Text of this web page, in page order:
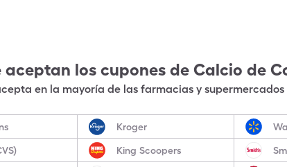
aceptan los cupones de Calcio de
en la mayoría de las farmacias y
Kroger
King Scoopers